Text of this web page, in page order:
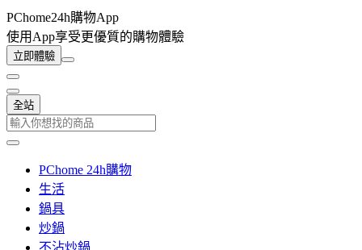
PChome24h購物App
使用App享受更優質的購物體驗
立即體驗
全站
PChome 24h購物
生活
鍋具
炒鍋
不沾炒鍋